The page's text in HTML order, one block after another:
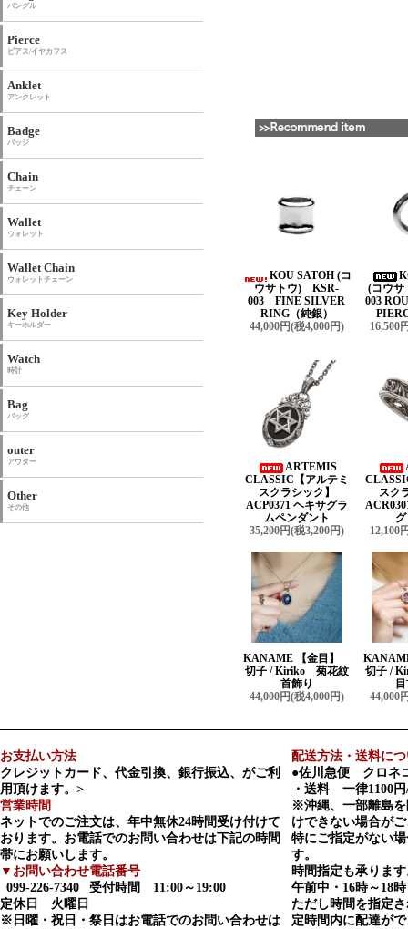
KOU SATOH (コ
ウサトウ) KSR-
003 FINE SILVER
RING（純銀）
44,000円(税4,000円)
(コウ
003
16,500
ARTEMIS
CLASSIC【アルテミ
スクラシック】
ACP0371 ヘキサグラ
ムペンダント
35,200円(税3,200円)
スク
12,100
KANAME 【金目】
切子 / Kiriko 菊花紋
首飾り
44,000円(税4,000円)
切子 /
44,000
バングル
Pierce
ピアス/イヤカフス
Anklet
アンクレット
Badge
バッジ
Chain
チェーン
Wallet
ウォレット
Wallet Chain
ウォレットチェーン
Key Holder
キーホルダー
Watch
時計
Bag
バッグ
outer
アウター
Other
その他
お支払い方法
クレジットカード、代金引換、銀行振込、がご利
用頂けます。>
営業時間
ネットでのご注文は、年中無休24時間受け付けて
おります。お電話でのお問い合わせは下記の時間
帯にお願いします。
▼お問い合わせ電話番号
099-226-7340
受付時間 11:00～19:00
定休日 火曜日
※日曜・祝日・祭日はお電話でのお問い合わせは
配送方法・送料に
●佐川急便 クロネ
・送料 一律1100
※沖縄、一部離島
けできない場合が
特にご指定がない
す。
時間指定も承りま
午前中・16時～18
ただし時間を指定
定時間内に配達が